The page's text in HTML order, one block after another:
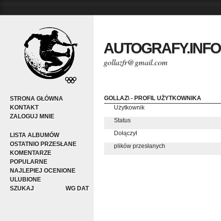
STRONA GŁÓWNA
KONTAKT
ZALOGUJ MNIE
LISTA ALBUMÓW
OSTATNIO PRZESŁANE
KOMENTARZE
POPULARNE
NAJLEPIEJ OCENIONE
ULUBIONE
WG DAT
SZUKAJ
gollazfr@gmail.com
GOLLAZ\ - PROFIL UŻYTKOWNIKA
Użytkownik
Status
Dołączył
plików przesłanych